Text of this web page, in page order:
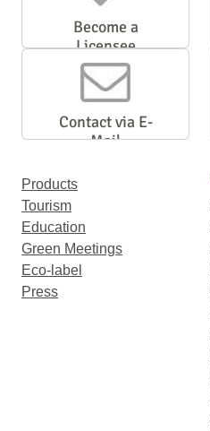
Become a
Licensee
Contact via E-
Mail
Products
Tourism
Education
Green Meetings
Eco-label
Press